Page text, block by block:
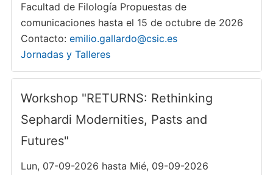
Facultad de Filología Propuestas de
comunicaciones hasta el 15 de octubre de 2026
Contacto: emilio.gallardo@csic.es
Jornadas y Talleres
Workshop "RETURNS: Rethinking
Sephardi Modernities, Pasts and
Futures"
Lun, 07-09-2026 hasta Mié, 09-09-2026